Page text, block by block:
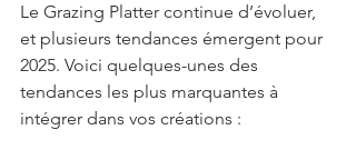
Le Grazing Platter continue d’évoluer,
et plusieurs tendances émergent pour
2025. Voici quelques-unes des
tendances les plus marquantes à
intégrer dans vos créations :